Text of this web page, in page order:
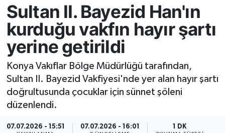
Sultan II. Bayezid Han'ın
kurduğu vakfın hayır şartı
yerine getirildi
Konya Vakıflar Bölge Müdürlüğü tarafından,
Sultan II. Bayezid Vakfiyesi'nde yer alan hayır şartı
doğrultusunda çocuklar için sünnet şöleni
düzenlendi.
07.07.2026 - 15:51 07.07.2026 - 16:01 1 DK
Gündem
Kültür-Sanat
Resmi İlan
Sağlık
Siyaset